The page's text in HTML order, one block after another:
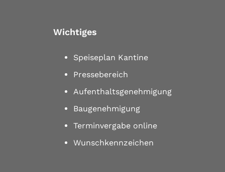
Wichtiges
Speiseplan Kantine
Pressebereich
Aufenthaltsgenehmigung
Baugenehmigung
Terminvergabe online
Wunschkennzeichen